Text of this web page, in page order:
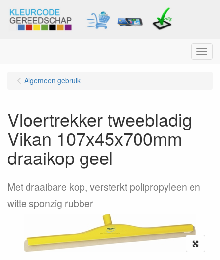
Menu
Algemeen gebruik
Vloertrekker tweebladig
Vikan 107x45x700mm
draaikop geel
Met draaibare kop, versterkt polipropyleen en
witte sponzig rubber